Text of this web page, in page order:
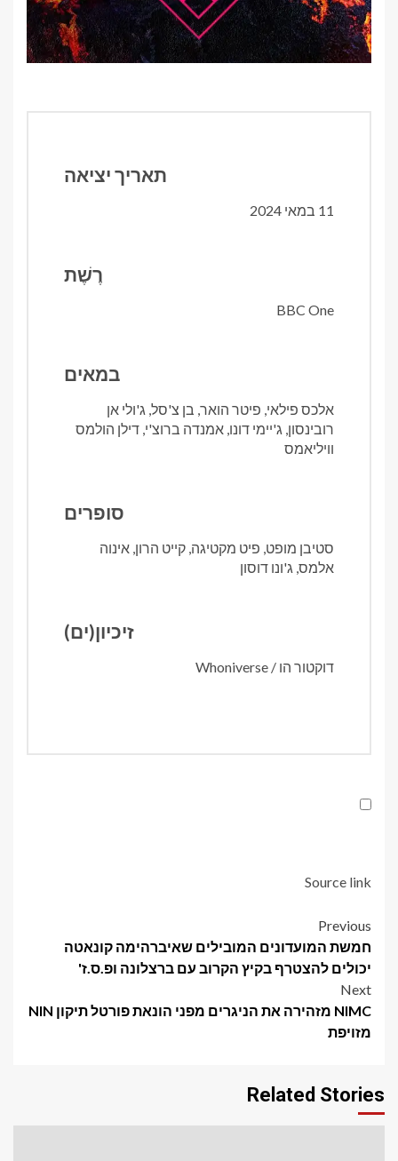
תאריך יציאה
11 במאי 2024
רֶשֶׁת
BBC One
במאים
אלכס פילאי, פיטר הואר, בן צ'סל, ג'ולי אן
רובינסון, ג'יימי דונו, אמנדה ברוצ'י, דילן הולמס
וויליאמס
סופרים
סטיבן מופט, פיט מקטיגה, קייט הרון, אינוה
אלמס, ג'ונו דוסון
זיכיון(ים)
דוקטור הו / Whoniverse
Source link
Post
navigation
Previous
חמשת המועדונים המובילים שאיברהימה קונאטה
יכולים להצטרף בקיץ הקרוב עם ברצלונה ופ.ס.ז'
Next
NIMC מזהירה את הניגרים מפני הונאת פורטל תיקון NIN
מזויפת
Related Stories